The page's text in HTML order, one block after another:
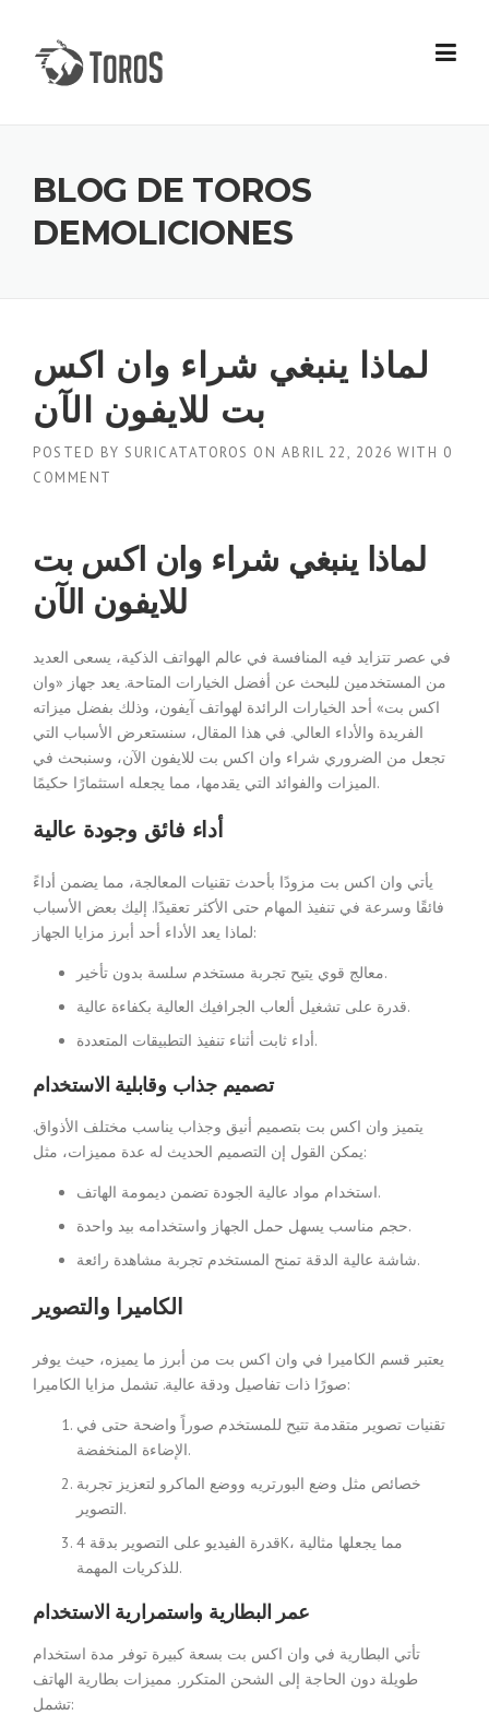
content
BLOG DE TOROS
DEMOLICIONES
لماذا ينبغي شراء وان اكس
بت للايفون الآن
POSTED BY SURICATATOROS ON ABRIL 22, 2026 WITH 0
COMMENT
لماذا ينبغي شراء وان اكس بت
للايفون الآن
في عصر تتزايد فيه المنافسة في عالم الهواتف الذكية، يسعى العديد
من المستخدمين للبحث عن أفضل الخيارات المتاحة. يعد جهاز «وان
اكس بت» أحد الخيارات الرائدة لهواتف آيفون، وذلك بفضل ميزاته
الفريدة والأداء العالي. في هذا المقال، سنستعرض الأسباب التي
تجعل من الضروري شراء وان اكس بت للايفون الآن، وسنبحث في
الميزات والفوائد التي يقدمها، مما يجعله استثمارًا حكيمًا.
أداء فائق وجودة عالية
يأتي وان اكس بت مزودًا بأحدث تقنيات المعالجة، مما يضمن أداءً
فائقًا وسرعة في تنفيذ المهام حتى الأكثر تعقيدًا. إليك بعض الأسباب
لماذا يعد الأداء أحد أبرز مزايا الجهاز:
معالج قوي يتيح تجربة مستخدم سلسة بدون تأخير.
قدرة على تشغيل ألعاب الجرافيك العالية بكفاءة عالية.
أداء ثابت أثناء تنفيذ التطبيقات المتعددة.
تصميم جذاب وقابلية الاستخدام
يتميز وان اكس بت بتصميم أنيق وجذاب يناسب مختلف الأذواق.
يمكن القول إن التصميم الحديث له عدة مميزات، مثل:
استخدام مواد عالية الجودة تضمن ديمومة الهاتف.
حجم مناسب يسهل حمل الجهاز واستخدامه بيد واحدة.
شاشة عالية الدقة تمنح المستخدم تجربة مشاهدة رائعة.
الكاميرا والتصوير
يعتبر قسم الكاميرا في وان اكس بت من أبرز ما يميزه، حيث يوفر
صورًا ذات تفاصيل ودقة عالية. تشمل مزايا الكاميرا:
تقنيات تصوير متقدمة تتيح للمستخدم صوراً واضحة حتى في
الإضاءة المنخفضة.
خصائص مثل وضع البورتريه ووضع الماكرو لتعزيز تجربة
التصوير.
قدرة الفيديو على التصوير بدقة 4K، مما يجعلها مثالية
للذكريات المهمة.
عمر البطارية واستمرارية الاستخدام
تأتي البطارية في وان اكس بت بسعة كبيرة توفر مدة استخدام
طويلة دون الحاجة إلى الشحن المتكرر. مميزات بطارية الهاتف
تشمل: